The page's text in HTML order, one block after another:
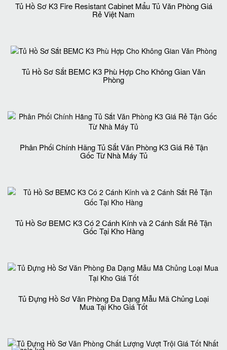
Tủ Hồ Sơ K3 Fire Resistant Cabinet Mẩu Tủ Văn Phòng Giá
Rẻ Việt Nam
Tủ Hồ Sơ Sắt BEMC K3 Phù Hợp Cho Không Gian Văn
Phòng
Phân Phối Chính Hãng Tủ Sắt Văn Phòng K3 Giá Rẻ Tận
Gốc Từ Nhà Máy Tủ
Tủ Hồ Sơ BEMC K3 Có 2 Cánh Kính và 2 Cánh Sắt Rẻ Tận
Gốc Tại Kho Hàng
Tủ Đựng Hồ Sơ Văn Phòng Đa Dạng Mẫu Mã Chủng Loại
Mua Tại Kho Giá Tốt